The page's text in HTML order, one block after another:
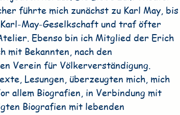
führte mich zunächst zu Karl May, bis
May-Geselkschaft und traf öfter
Ebenso bin ich Mitglied der Erich
mit Bekannten, nach den
Verein für Völkerverständigung.
Lesungen, überzeugten mich, mich
allem Biografien, in Verbindung mit
Biografien mit lebenden